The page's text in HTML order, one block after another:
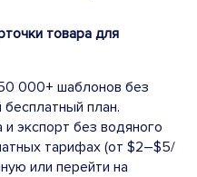
товара для
000+ шаблонов без
план.
экспорт без водяного
тарифах (от $2–$5/
или перейти на